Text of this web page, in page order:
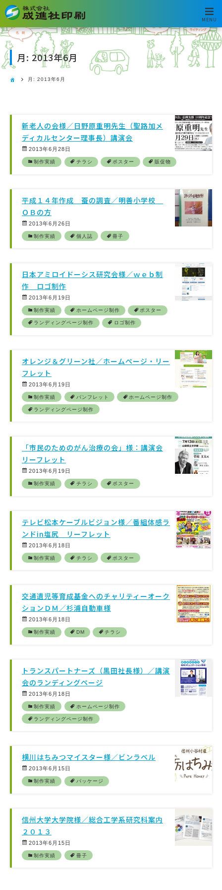
MENU
月: 2013年6月
月: 2013年6月
新老人の会様／日野原重明先生（聖路加メ
ディカルセンター理事長）講演会
2013年6月28日
制作実績 チラシ ポスター 販促物
平成１４年作成 蚕の調査／明善小学校
ＯＢの方
2013年6月26日
制作実績 個人誌 冊子
日本アミロイドーシス研究会様／ｗｅｂ制
作 ロゴ制作
2013年6月19日
制作実績 ホームページ制作 ポスター
ランディングページ制作 ロゴ制作
オレンジ＆グリーン社／ホームページ・リー
フレット
2013年6月19日
制作実績 パンフレット ホームページ制作
ランディングページ制作
「市民のためのがん治療の会」様：講演会
リーフレット
2013年6月19日
制作実績 チラシ ポスター
テレビ松本ケーブルビジョン様／番組体感ラ
ンドin塩尻 リーフレット
2013年6月18日
制作実績 チラシ ポスター
交通遺児等育成基金へのチャリティーオーク
ションＤＭ／杉浦自動車様
2013年6月18日
制作実績 DM チラシ
トランスパートナーズ（黒田社長様）／講演
会のランディングページ
2013年6月18日
制作実績 ホームページ制作
ランディングページ制作
横川はちみつマイスター様／ビンラベル
2013年6月15日
制作実績 パッケージ
信州大学大学院様／総合工学系研究科案内
２０１３
2013年6月15日
制作実績 冊子